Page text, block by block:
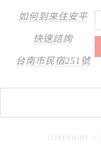
如何到來住安平
快速諮詢
台南市民宿251號
COPYRIGHT ©